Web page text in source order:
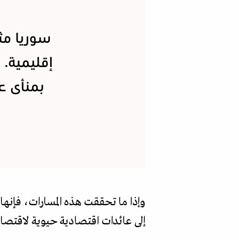
سوريا
بمنأى
وإذا ما تحققت هذه المسارات،
إلى عائدات اقتصادية حيوية